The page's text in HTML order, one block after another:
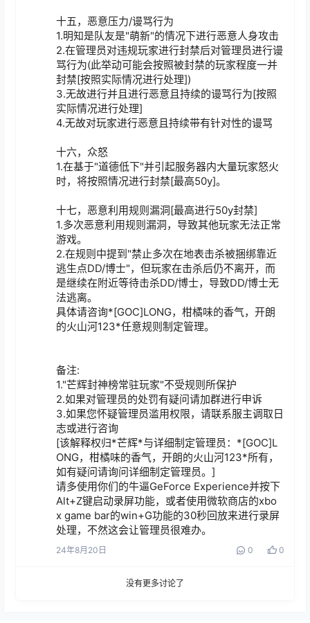
十五，恶意压力/谩骂行为
1.明知是队友是"萌新"的情况下进行恶意人身攻击
2.在管理员对违规玩家进行封禁后对管理员进行谩
骂行为(此举动可能会按照被封禁的玩家程度一并
封禁[按照实际情况进行处理])
3.无故进行并且进行恶意且持续的谩骂行为[按照
实际情况进行处理]
4.无故对玩家进行恶意且持续带有针对性的谩骂
十六，众怒
1.在基于"道德低下"并引起服务器内大量玩家怒火
时，将按照情况进行封禁[最高50y]。
十七，恶意利用规则漏洞[最高进行50y封禁]
1.多次恶意利用规则漏洞，导致其他玩家无法正常
游戏。
2.在规则中提到"禁止多次在地表击杀被捆绑靠近
逃生点DD/博士"，但玩家在击杀后仍不离开，而
是继续在附近等待击杀DD/博士，导致DD/博士无
法逃离。
具体请咨询*[GOC]LONG，柑橘味的香气，开朗
的火山河123*任意规则制定管理。
备注:
1."芒辉封神榜常驻玩家"不受规则所保护
2.如果对管理员的处罚有疑问请加群进行申诉
3.如果您怀疑管理员滥用权限，请联系服主调取日
志或进行咨询
[该解释权归*芒辉*与详细制定管理员：*[GOC]L
ONG，柑橘味的香气，开朗的火山河123*所有，
如有疑问请询问详细制定管理员。]
请多使用你们的牛逼GeForce Experience并按下
Alt+Z键启动录屏功能，或者使用微软商店的xbo
x game bar的win+G功能的30秒回放来进行录屏
处理，不然这会让管理员很难办。
24年8月20日 0 0
没有更多讨论了